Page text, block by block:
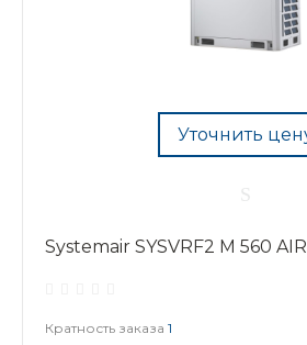
Уточнить
Systemair SYSVRF2 M 560
Кратность заказа 1